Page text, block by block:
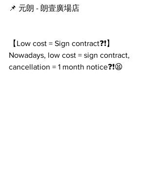
📌 元朗 - 朗壹廣場店
【Low cost = Sign contract❓❗️】
Nowadays, low cost = sign contract,
cancellation = 1 month notice❓❗️😫